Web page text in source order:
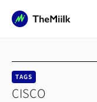
TAGS
CISCO